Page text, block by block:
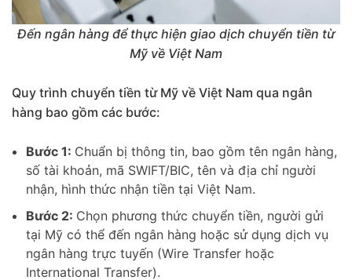
Đến ngân hàng để thực hiện giao dịch chuyển tiền từ
Mỹ về Việt Nam
Quy trình chuyển tiền từ Mỹ về Việt Nam qua ngân
hàng bao gồm các bước:
Bước 1: Chuẩn bị thông tin, bao gồm tên ngân hàng,
số tài khoản, mã SWIFT/BIC, tên và địa chỉ người
nhận, hình thức nhận tiền tại Việt Nam.
Bước 2: Chọn phương thức chuyển tiền, người gửi
tại Mỹ có thể đến ngân hàng hoặc sử dụng dịch vụ
ngân hàng trực tuyến (Wire Transfer hoặc
International Transfer).